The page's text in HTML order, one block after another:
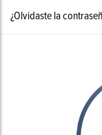
¿Olvidaste la